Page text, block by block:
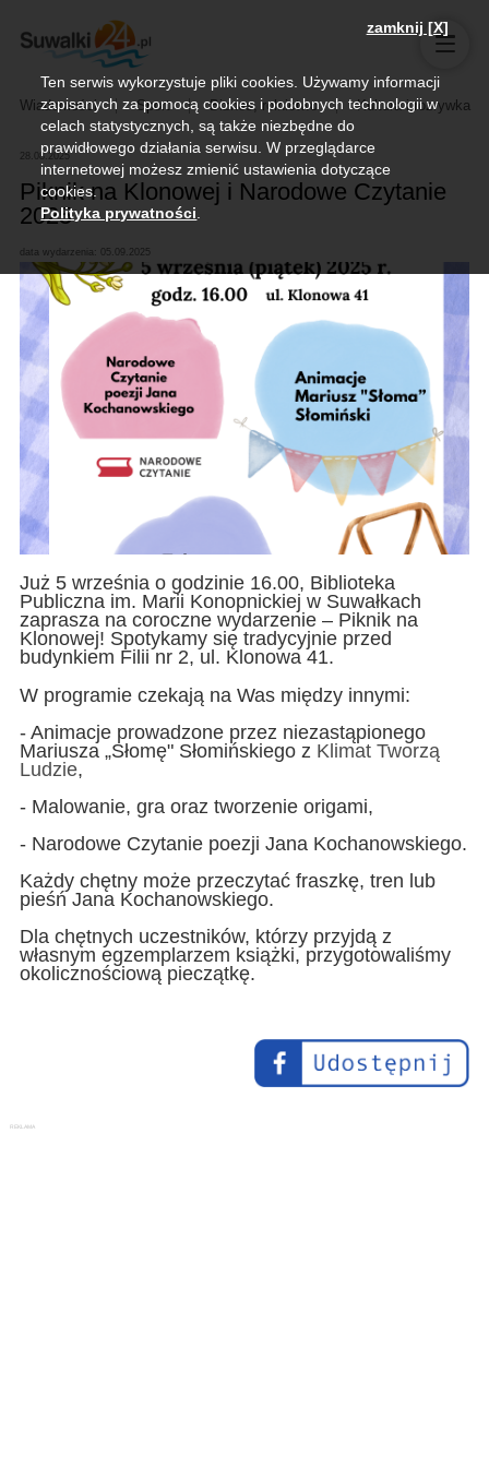
Wiadomości Sport Biznes, rolnictwo Kultura i rozrywka
28.08.2025
Piknik na Klonowej i Narodowe Czytanie
2025
data wydarzenia: 05.09.2025
Już 5 września o godzinie 16.00, Biblioteka
Publiczna im. Marii Konopnickiej w Suwałkach
zaprasza na coroczne wydarzenie – Piknik na
Klonowej! Spotykamy się tradycyjnie przed
budynkiem Filii nr 2, ul. Klonowa 41.
W programie czekają na Was między innymi:
- Animacje prowadzone przez niezastąpionego
Mariusza „Słomę" Słomińskiego z Klimat Tworzą
Ludzie,
- Malowanie, gra oraz tworzenie origami,
- Narodowe Czytanie poezji Jana Kochanowskiego.
Każdy chętny może przeczytać fraszkę, tren lub
pieśń Jana Kochanowskiego.
Dla chętnych uczestników, którzy przyjdą z
własnym egzemplarzem książki, przygotowaliśmy
okolicznościową pieczątkę.
zamknij [X]
Ten serwis wykorzystuje pliki cookies. Używamy informacji
zapisanych za pomocą cookies i podobnych technologii w
celach statystycznych, są także niezbędne do
prawidłowego działania serwisu. W przeglądarce
internetowej możesz zmienić ustawienia dotyczące
cookies.
Polityka prywatności